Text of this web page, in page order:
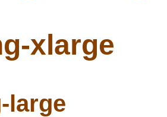
xlarge
large